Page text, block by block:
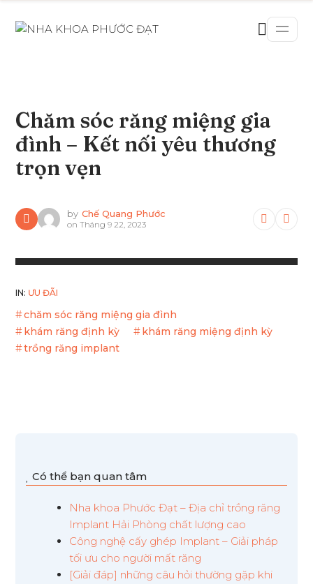
Chăm sóc răng miệng gia
đình – Kết nối yêu thương
trọn vẹn
by Chế Quang Phước
on Tháng 9 22, 2023
IN: ƯU ĐÃI
chăm sóc răng miệng gia đình
khám răng định kỳ
khám răng miệng định kỳ
trồng răng implant
Có thể bạn quan tâm
Nha khoa Phước Đạt – Địa chỉ trồng răng
Implant Hải Phòng chất lượng cao
Công nghệ cấy ghép Implant – Giải pháp
tối ưu cho người mất răng
[Giải đáp] những câu hỏi thường gặp khi